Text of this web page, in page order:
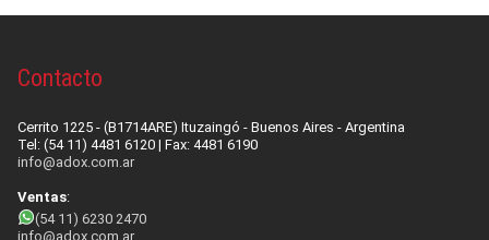
Contacto
Cerrito 1225 - (B1714ARE) Ituzaingó - Buenos Aires - Argentina
Tel: (54 11) 4481 6120 | Fax: 4481 6190
info@adox.com.ar
Ventas:
(54 11) 6230 2470
info@adox.com.ar